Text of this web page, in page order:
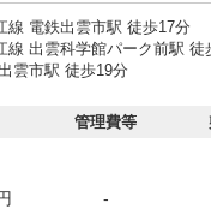
線 電鉄出雲市駅 徒歩17分
線 出雲科学館パーク前駅 徒
雲市駅 徒歩19分
管理費等
-